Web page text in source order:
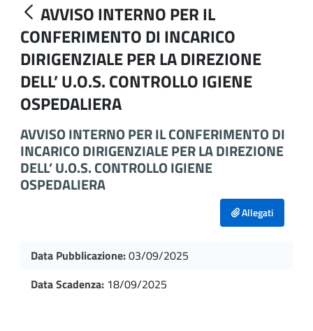
AVVISO INTERNO PER IL
CONFERIMENTO DI INCARICO
DIRIGENZIALE PER LA DIREZIONE
DELL’ U.O.S. CONTROLLO IGIENE
OSPEDALIERA
AVVISO INTERNO PER IL CONFERIMENTO DI
INCARICO DIRIGENZIALE PER LA DIREZIONE
DELL’ U.O.S. CONTROLLO IGIENE
OSPEDALIERA
Allegati
Data Pubblicazione:03/09/2025
Data Scadenza: 18/09/2025